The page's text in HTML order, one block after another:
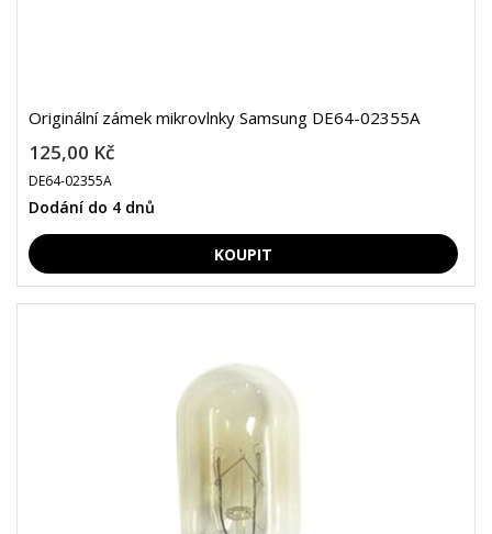
Originální zámek mikrovlnky Samsung DE64-02355A
125,00 Kč
DE64-02355A
Dodání do 4 dnů